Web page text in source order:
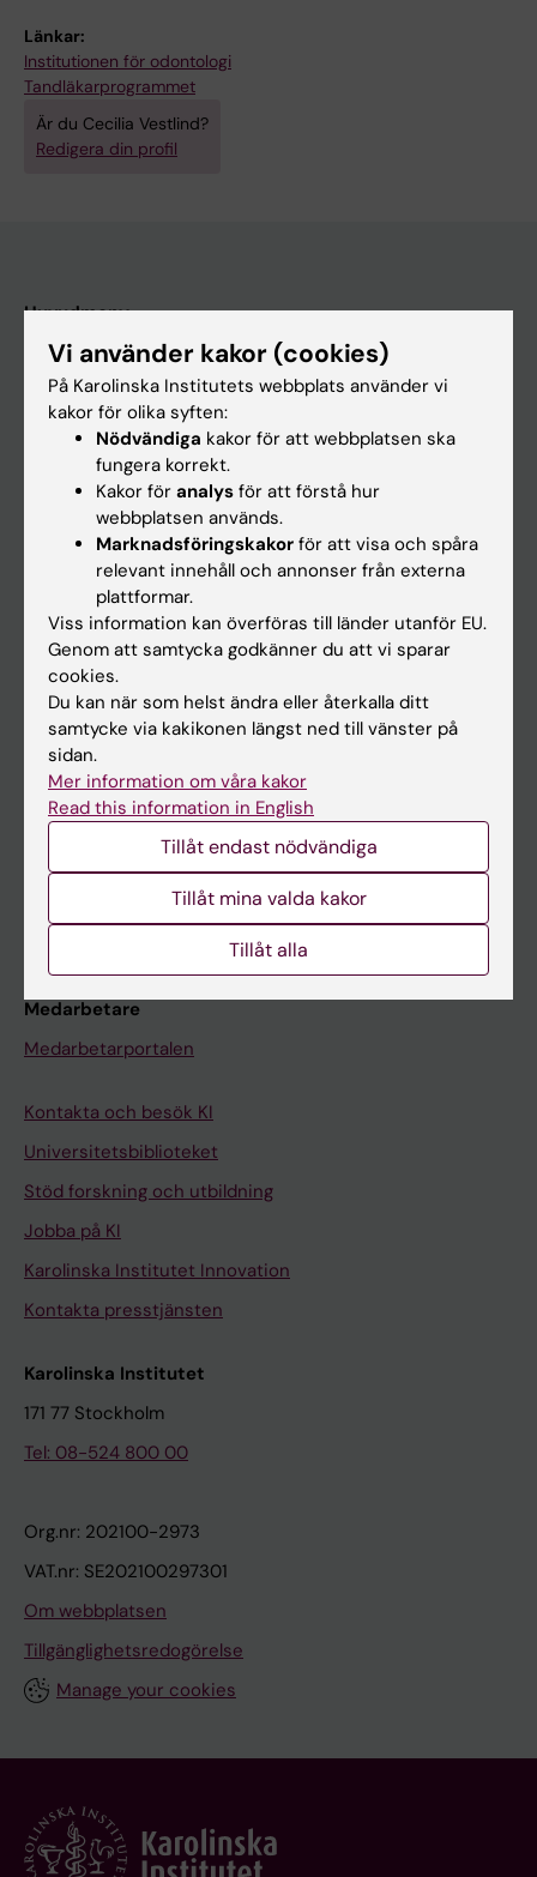
Länkar:
Institutionen för odontologi
Tandläkarprogrammet
Är du Cecilia Vestlind?
Redigera din profil
Huvudmeny
Utbildning
Forskarutbildning
Forskning
På gång
Kalender
Student
Ladok
Canvas
Schema
Kurs- och programwebbar
Student på KI
Medarbetare
Medarbetarportalen
Kontakta och besök KI
Universitetsbiblioteket
Stöd forskning och utbildning
Jobba på KI
Karolinska Institutet Innovation
Kontakta presstjänsten
Karolinska Institutet
171 77 Stockholm
Tel: 08-524 800 00
Org.nr: 202100-2973
VAT.nr: SE202100297301
Om webbplatsen
Tillgänglighetsredogörelse
Manage your cookies
Vi använder kakor (cookies)
På Karolinska Institutets webbplats använder vi
kakor för olika syften:
Nödvändiga kakor för att webbplatsen ska
fungera korrekt.
Kakor för analys för att förstå hur
webbplatsen används.
Marknadsföringskakor för att visa och spåra
relevant innehåll och annonser från externa
plattformar.
Viss information kan överföras till länder utanför EU.
Genom att samtycka godkänner du att vi sparar
cookies.
Du kan när som helst ändra eller återkalla ditt
samtycke via kakikonen längst ned till vänster på
sidan.
Mer information om våra kakor
Read this information in English
Tillåt endast nödvändiga
Tillåt mina valda kakor
Tillåt alla